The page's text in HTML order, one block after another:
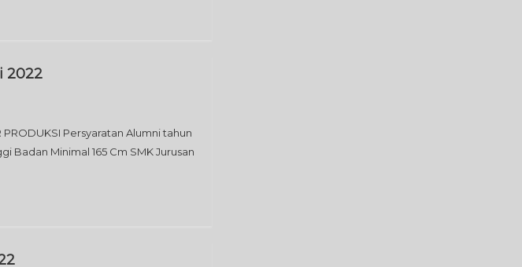
2022
Persyaratan Alumni tahun
Badan Minimal 165 Cm SMK Jurusan